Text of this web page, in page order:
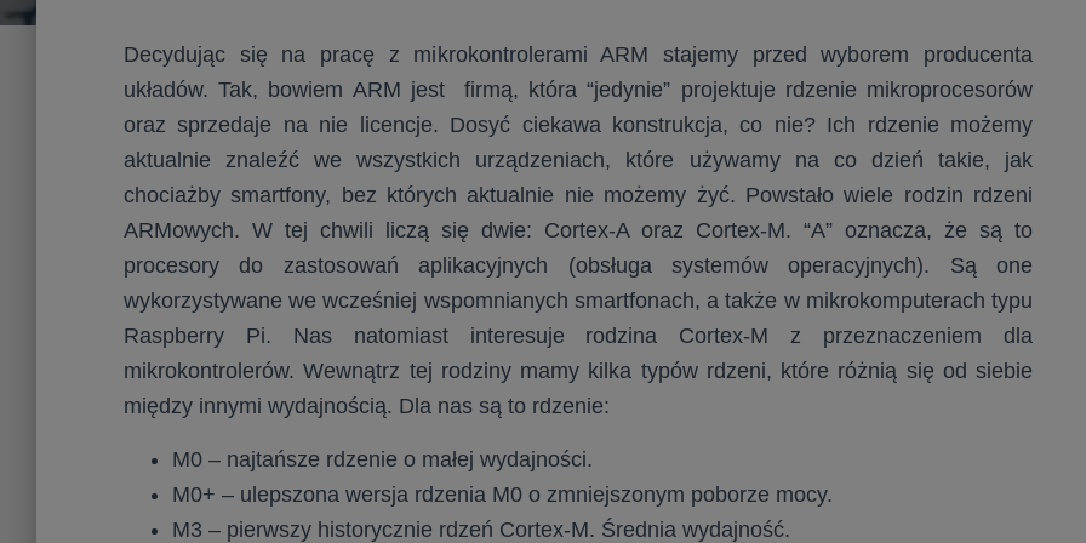
Decydując się na pracę z mikrokontrolerami ARM stajemy przed wyborem producenta
układów. Tak, bowiem ARM jest firmą, która “jedynie” projektuje rdzenie mikroprocesorów
oraz sprzedaje na nie licencje. Dosyć ciekawa konstrukcja, co nie? Ich rdzenie możemy
aktualnie znaleźć we wszystkich urządzeniach, które używamy na co dzień takie, jak
chociażby smartfony, bez których aktualnie nie możemy żyć. Powstało wiele rodzin rdzeni
ARMowych. W tej chwili liczą się dwie: Cortex-A oraz Cortex-M. “A” oznacza, że są to
procesory do zastosowań aplikacyjnych (obsługa systemów operacyjnych). Są one
wykorzystywane we wcześniej wspomnianych smartfonach, a także w mikrokomputerach typu
Raspberry Pi. Nas natomiast interesuje rodzina Cortex-M z przeznaczeniem dla
mikrokontrolerów. Wewnątrz tej rodziny mamy kilka typów rdzeni, które różnią się od siebie
między innymi wydajnością. Dla nas są to rdzenie:
M0 – najtańsze rdzenie o małej wydajności.
M0+ – ulepszona wersja rdzenia M0 o zmniejszonym poborze mocy.
M3 – pierwszy historycznie rdzeń Cortex-M. Średnia wydajność.